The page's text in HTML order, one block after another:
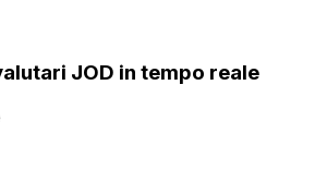
JOD in tempo reale